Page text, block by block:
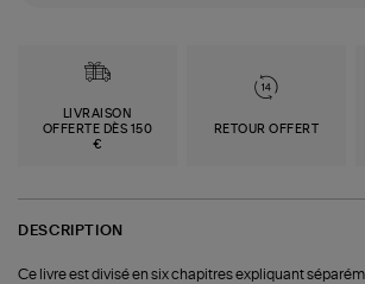
LIVRAISON
OFFERTE DÈS 150
€
RETOUR OFFERT
DESCRIPTION
Ce livre est divisé en six chapitres expliquant